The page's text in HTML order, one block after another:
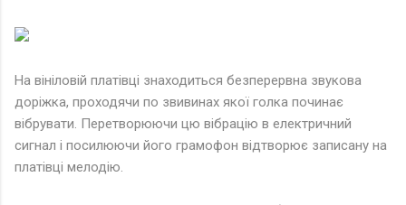
На вініловій платівці знаходиться безперервна звукова
доріжка, проходячи по звивинах якої голка починає
вібрувати. Перетворюючи цю вібрацію в електричний
сигнал і посилюючи його грамофон відтворює записану на
платівці мелодію.